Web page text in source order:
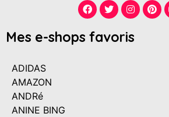
Mes e-shops favoris
ADIDAS
AMAZON
ANDRé
ANINE BING